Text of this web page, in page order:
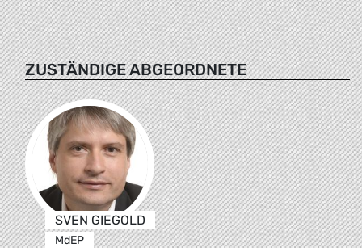
ZUSTÄNDIGE ABGEORDNETE
SVEN GIEGOLD
MdEP